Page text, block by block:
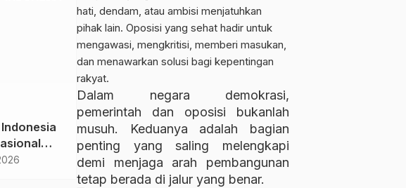
Kesehatan
Manfaat Bunga Telang
untuk Kesehatan: Antara
Khasiat Tradisional dan
Fakta Ilmiah
calendar_month Rabu, 18 Feb 2026
Kriminal
Legislator Tubaba EF
Resmi Jadi Tersangka
Dugaan Ijazah Palsu,
calendar_monthSabtu, 14 Feb 2026
Dalam negara demokrasi,
pemerintah dan oposisi bukanlah
musuh. Keduanya adalah bagian
penting yang saling melengkapi
demi menjaga arah pembangunan
tetap berada di jalur yang benar.